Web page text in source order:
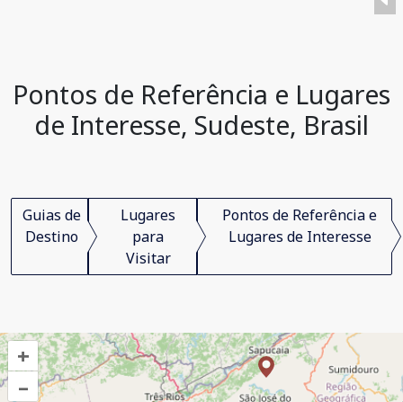
Pontos de Referência e Lugares
de Interesse, Sudeste, Brasil
Guias de
Destino
Lugares
para
Visitar
Pontos de Referência e
Lugares de Interesse
+
–